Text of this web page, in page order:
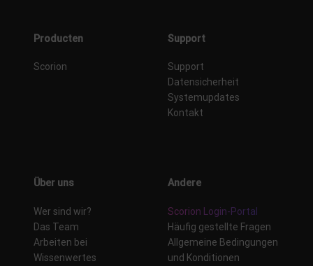
Producten
Scorion
Support
Support
Datensicherheit
Systemupdates
Kontakt
Über uns
Wer sind wir?
Das Team
Arbeiten bei
Wissenwertes
Andere
Scorion Login-Portal
Häufig gestellte Fragen
Allgemeine Bedingungen
und Konditionen